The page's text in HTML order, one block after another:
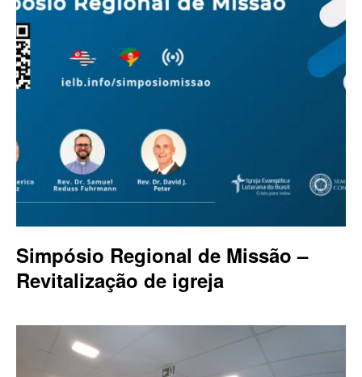
Simpósio Regional de Missão –
Revitalização de igreja